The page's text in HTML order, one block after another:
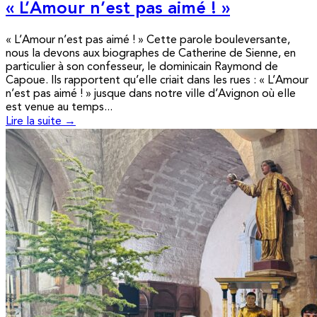
« L’Amour n’est pas aimé ! »
« L’Amour n’est pas aimé ! » Cette parole bouleversante,
nous la devons aux biographes de Catherine de Sienne, en
particulier à son confesseur, le dominicain Raymond de
Capoue. Ils rapportent qu’elle criait dans les rues : « L’Amour
n’est pas aimé ! » jusque dans notre ville d’Avignon où elle
est venue au temps...
Lire la suite →